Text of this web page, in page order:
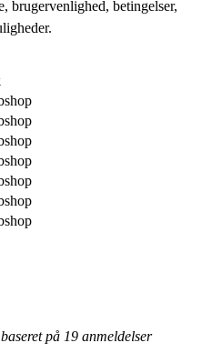
brugervenlighed, betingelser,
på 19 anmeldelser